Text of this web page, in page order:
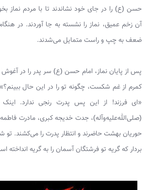
حسن (ع) را در جای خود نشاندند تا با مردم نماز
آن زخم عمیق، نماز را نشسته به جا آوردند. در
ضعف به چپ و راست متمایل می‌شدند.
پس از پایان نماز، امام حسن (ع) سر پدر را در
کمرم از غم شکست، چگونه تو را در این حال ببینم؟»
«ای فرزند! از این پس پدرت رنجی ندارد.
(صلی‌الله‌علیه‌وآله)، جدت خدیجه کبرى، مادرت فاطمه
حوریان بهشت حاضرند و انتظار پدرت را می‌کشند.
بردار که گریه تو فرشتگان آسمان را به گریه انداخته